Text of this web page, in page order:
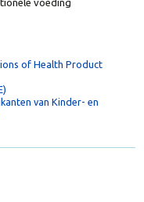
voeding
of Health Product
van Kinder- en